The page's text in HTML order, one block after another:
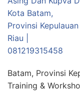
Batam, Provinsi
Training &